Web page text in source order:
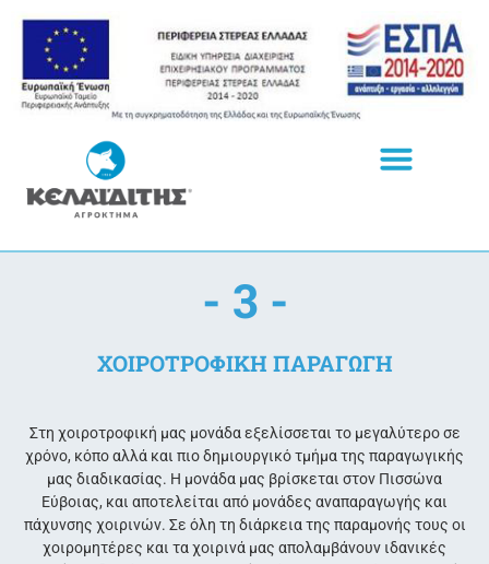
- 3 -
ΧΟΙΡΟΤΡΟΦΙΚΗ ΠΑΡΑΓΩΓΗ
Στη χοιροτροφική μας μονάδα εξελίσσεται το μεγαλύτερο σε
χρόνο, κόπο αλλά και πιο δημιουργικό τμήμα της παραγωγικής
μας διαδικασίας. Η μονάδα μας βρίσκεται στον Πισσώνα
Εύβοιας, και αποτελείται από μονάδες αναπαραγωγής και
πάχυνσης χοιρινών. Σε όλη τη διάρκεια της παραμονής τους οι
χοιρομητέρες και τα χοιρινά μας απολαμβάνουν ιδανικές